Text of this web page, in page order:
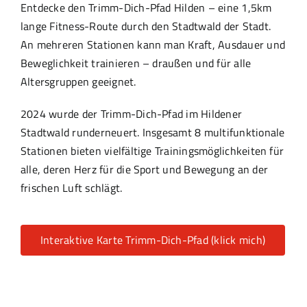
Entdecke den Trimm-Dich-Pfad Hilden – eine 1,5km
lange Fitness-Route durch den Stadtwald der Stadt.
An mehreren Stationen kann man Kraft, Ausdauer und
Beweglichkeit trainieren – draußen und für alle
Altersgruppen geeignet.
2024 wurde der Trimm-Dich-Pfad im Hildener
Stadtwald runderneuert. Insgesamt 8 multifunktionale
Stationen bieten vielfältige Trainingsmöglichkeiten für
alle, deren Herz für die Sport und Bewegung an der
frischen Luft schlägt.
Interaktive Karte Trimm-Dich-Pfad (klick mich)